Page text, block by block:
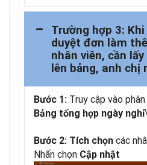
Trường hợp 3:
duyệt đơn làm
nhân viên, cần
lên bảng, anh chị
Bước 1: Truy cập vào phân
Bảng tổng hợp ngày nghỉ
Bước 2: Tích chọn các
Nhấn chọn Cập nhật